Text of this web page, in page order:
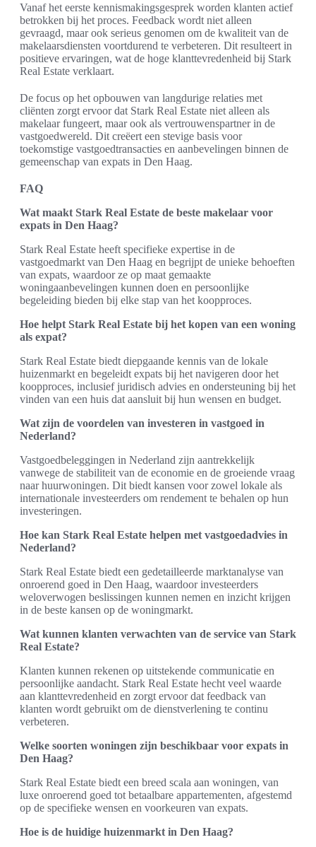
Vanaf het eerste kennismakingsgesprek worden klanten actief
betrokken bij het proces. Feedback wordt niet alleen
gevraagd, maar ook serieus genomen om de kwaliteit van de
makelaarsdiensten voortdurend te verbeteren. Dit resulteert in
positieve ervaringen, wat de hoge klanttevredenheid bij Stark
Real Estate verklaart.
De focus op het opbouwen van langdurige relaties met
cliënten zorgt ervoor dat Stark Real Estate niet alleen als
makelaar fungeert, maar ook als vertrouwenspartner in de
vastgoedwereld. Dit creëert een stevige basis voor
toekomstige vastgoedtransacties en aanbevelingen binnen de
gemeenschap van expats in Den Haag.
FAQ
Wat maakt Stark Real Estate de beste makelaar voor
expats in Den Haag?
Stark Real Estate heeft specifieke expertise in de
vastgoedmarkt van Den Haag en begrijpt de unieke behoeften
van expats, waardoor ze op maat gemaakte
woningaanbevelingen kunnen doen en persoonlijke
begeleiding bieden bij elke stap van het koopproces.
Hoe helpt Stark Real Estate bij het kopen van een woning
als expat?
Stark Real Estate biedt diepgaande kennis van de lokale
huizenmarkt en begeleidt expats bij het navigeren door het
koopproces, inclusief juridisch advies en ondersteuning bij het
vinden van een huis dat aansluit bij hun wensen en budget.
Wat zijn de voordelen van investeren in vastgoed in
Nederland?
Vastgoedbeleggingen in Nederland zijn aantrekkelijk
vanwege de stabiliteit van de economie en de groeiende vraag
naar huurwoningen. Dit biedt kansen voor zowel lokale als
internationale investeerders om rendement te behalen op hun
investeringen.
Hoe kan Stark Real Estate helpen met vastgoedadvies in
Nederland?
Stark Real Estate biedt een gedetailleerde marktanalyse van
onroerend goed in Den Haag, waardoor investeerders
weloverwogen beslissingen kunnen nemen en inzicht krijgen
in de beste kansen op de woningmarkt.
Wat kunnen klanten verwachten van de service van Stark
Real Estate?
Klanten kunnen rekenen op uitstekende communicatie en
persoonlijke aandacht. Stark Real Estate hecht veel waarde
aan klanttevredenheid en zorgt ervoor dat feedback van
klanten wordt gebruikt om de dienstverlening te continu
verbeteren.
Welke soorten woningen zijn beschikbaar voor expats in
Den Haag?
Stark Real Estate biedt een breed scala aan woningen, van
luxe onroerend goed tot betaalbare appartementen, afgestemd
op de specifieke wensen en voorkeuren van expats.
Hoe is de huidige huizenmarkt in Den Haag?